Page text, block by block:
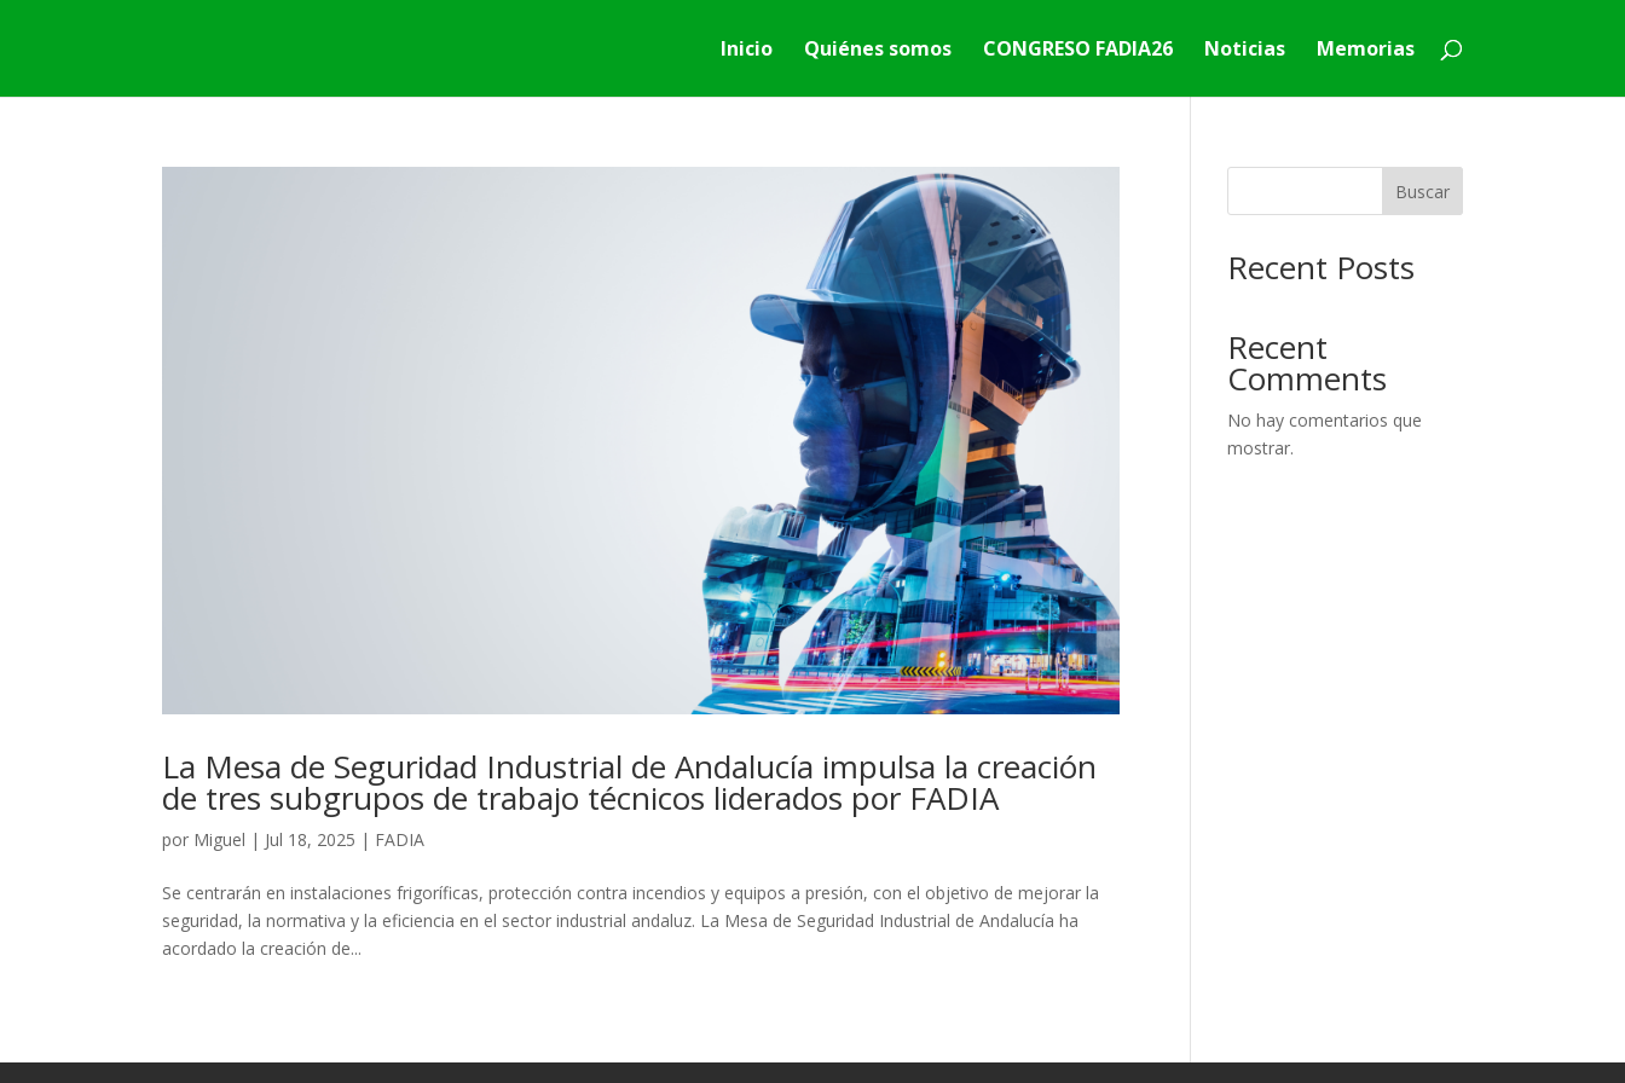
Inicio Quiénes somos CONGRESO FADIA26 Noticias Memorias
La Mesa de Seguridad Industrial de Andalucía impulsa la creación
de tres subgrupos de trabajo técnicos liderados por FADIA
por Miguel | Jul 18, 2025 | FADIA
Se centrarán en instalaciones frigoríficas, protección contra incendios y equipos a presión, con el objetivo de mejorar la
seguridad, la normativa y la eficiencia en el sector industrial andaluz. La Mesa de Seguridad Industrial de Andalucía ha
acordado la creación de...
Buscar
Recent Posts
Recent
Comments
No hay comentarios que
mostrar.